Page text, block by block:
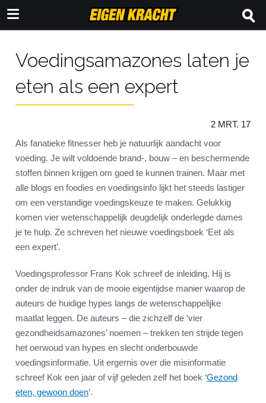
Voedingsamazones laten je
eten als een expert
2 MRT. 17
Als fanatieke fitnesser heb je natuurlijk aandacht voor
voeding. Je wilt voldoende brand-, bouw – en beschermende
stoffen binnen krijgen om goed te kunnen trainen. Maar met
alle blogs en foodies en voedingsinfo lijkt het steeds lastiger
om een verstandige voedingskeuze te maken. Gelukkig
komen vier wetenschappelijk deugdelijk onderlegde dames
je te hulp. Ze schreven het nieuwe voedingsboek ‘Eet als
een expert’.
Voedingsprofessor Frans Kok schreef de inleiding. Hij is
onder de indruk van de mooie eigentijdse manier waarop de
auteurs de huidige hypes langs de wetenschappelijke
maatlat leggen. De auteurs – die zichzelf de ‘vier
gezondheidsamazones’ noemen – trekken ten strijde tegen
het oerwoud van hypes en slecht onderbouwde
voedingsinformatie. Uit ergernis over die misinformatie
schreef Kok een jaar of vijf geleden zelf het boek ‘Gezond
eten, gewoon doen’.